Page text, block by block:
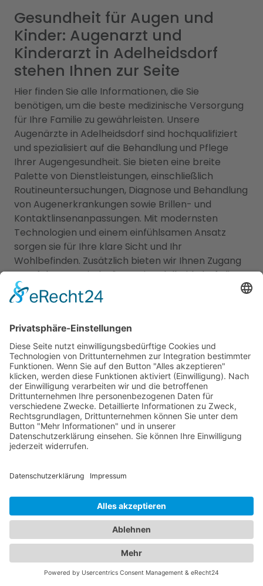
Gesundheit für Augen und
Kinder: Augenarzt und
Kinderarzt in Adelheidsdorf
stehen Ihnen zur Seite
Hier finden Sie alle Informationen, die Sie
benötigen, um die beste medizinische Versorgung
für Ihre Familie zu gewährleisten. Unsere
Augenärzte in Adelheidsdorf sind hochqualifiziert
und spezialisiert auf die Behandlung und Pflege
Ihrer Augengesundheit. Sie bieten eine breite
Palette von Dienstleistungen, einschließlich
Routineuntersuchungen, Diagnose und Behandlung
von Augenerkrankungen sowie Brillen- und
Kontaktlinsenanpassungen. Mit modernsten
Technologien und einem einfühlsamen Ansatz
sorgen sie für Ihre klare Sicht und Ihr
Wohlbefinden. Zusätzlich bieten wir Ihnen Zugang
zu erfahrenen Kinderärzten in Adelheidsdorf, die
sich auf die Betreuung der kleinen Patienten
spezialisiert haben. Sie kümmern sich um die
Ihrer Kinder und bieten Vorsorgeuntersuchungen,
Impfungen und die Behandlung von
Kinderkrankheiten an. Mit ihrer Fachkompetenz
und ihrem einfühlsamen Umgang schaffen sie eine
vertrauensvolle Atmosphäre für Ihre Familie.
Vertrauen Sie auf unser Branchenportal, um den
besten Augenarzt undKinderarzt Adelheidsdorfzu
finden. Sorgen Sie dafür, dass die Gesundheit Ihrer
Augen und die Ihrer Familie in den besten Händen
Jetzt Augenarzt finden!